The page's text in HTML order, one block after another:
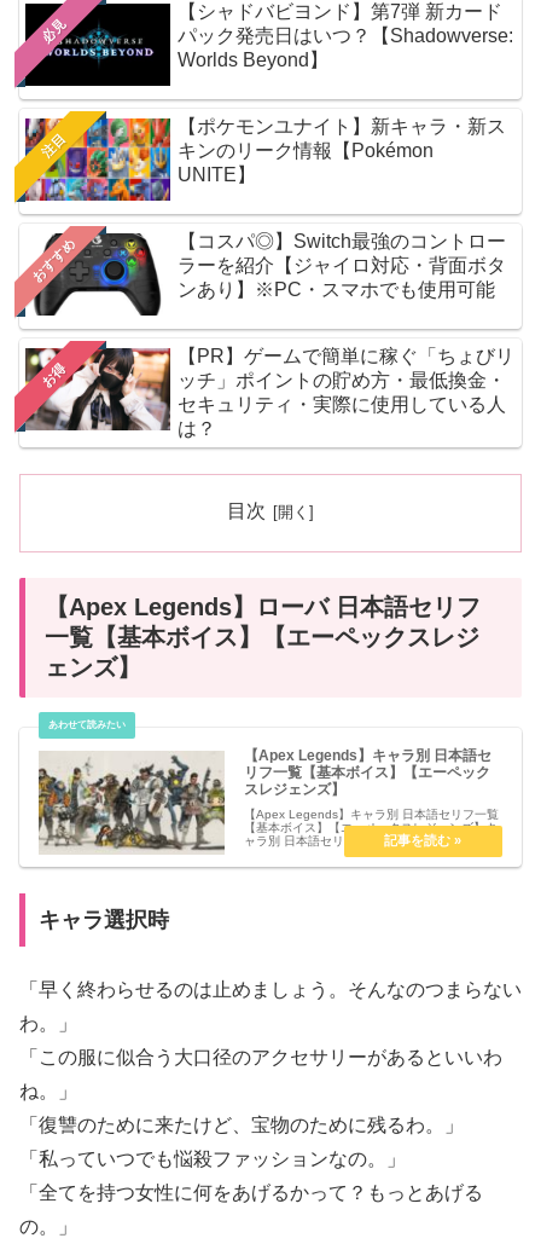
必見
【シャドバビヨンド】第7弾 新カード
パック発売日はいつ？【Shadowverse:
Worlds Beyond】
注目
【ポケモンユナイト】新キャラ・新ス
キンのリーク情報【Pokémon
UNITE】
おすすめ
【コスパ◎】Switch最強のコントロー
ラーを紹介【ジャイロ対応・背面ボタ
ンあり】※PC・スマホでも使用可能
お得
【PR】ゲームで簡単に稼ぐ「ちょびリ
ッチ」ポイントの貯め方・最低換金・
セキュリティ・実際に使用している人
は？
目次
【Apex Legends】ローバ 日本語セリフ
一覧【基本ボイス】【エーペックスレジ
ェンズ】
【Apex Legends】キャラ別 日本語セ
リフ一覧【基本ボイス】【エーペック
スレジェンズ】
【Apex Legends】キャラ別 日本語セリフ一覧
【基本ボイス】【エーペックスレジェンズ】キ
ャラ別 日本語セリフ一覧【基本ボイス】 ブラ
ッドハウンド ジブラルタル ライフライン パス
ファインダー レイス バンガロール コースティ
キャラ選択時
「早く終わらせるのは止めましょう。そんなのつまらない
わ。」
「この服に似合う大口径のアクセサリーがあるといいわ
ね。」
「復讐のために来たけど、宝物のために残るわ。」
「私っていつでも悩殺ファッションなの。」
「全てを持つ女性に何をあげるかって？もっとあげる
の。」